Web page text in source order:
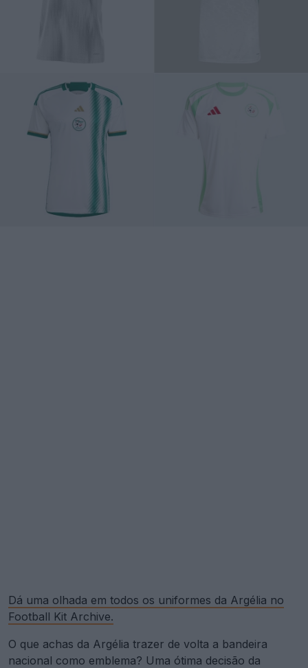
Dá uma olhada em todos os uniformes da Argélia no
Football Kit Archive.
O que achas da Argélia trazer de volta a bandeira
nacional como emblema? Uma ótima decisão da